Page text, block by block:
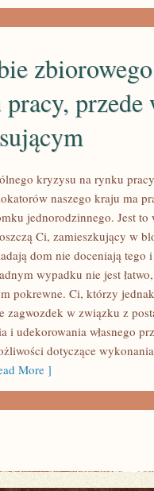
przede
kryzysu na rynku
naszego kraju ma
jednorodzinnego. Jest
Ci, zamieszkujący w
dom nie doceniają tego
wypadku nie jest
pokrewne. Ci, którzy
zagwozdek w związku z
i udekorowania własnego
dotyczące
More ]